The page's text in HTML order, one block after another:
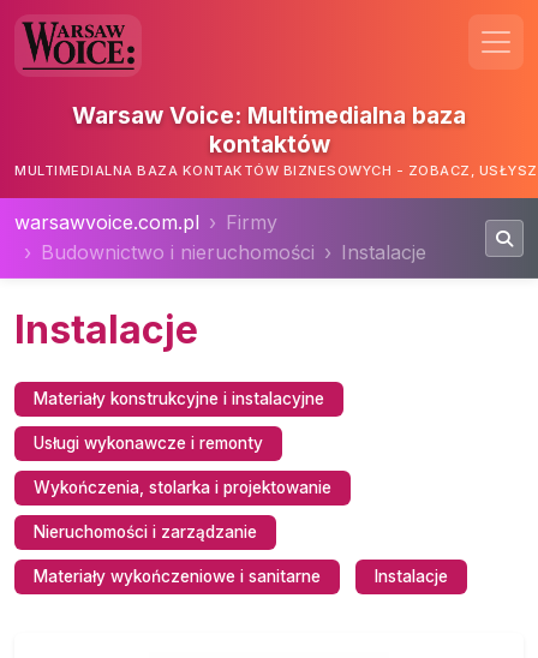
Warsaw Voice: Multimedialna baza
kontaktów
MULTIMEDIALNA BAZA KONTAKTÓW BIZNESOWYCH - ZOBACZ,
warsawvoice.com.pl
Firmy
Budownictwo i nieruchomości
Instalacje
Instalacje
Materiały konstrukcyjne i instalacyjne
Usługi wykonawcze i remonty
Wykończenia, stolarka i projektowanie
Nieruchomości i zarządzanie
Materiały wykończeniowe i sanitarne Instalacje